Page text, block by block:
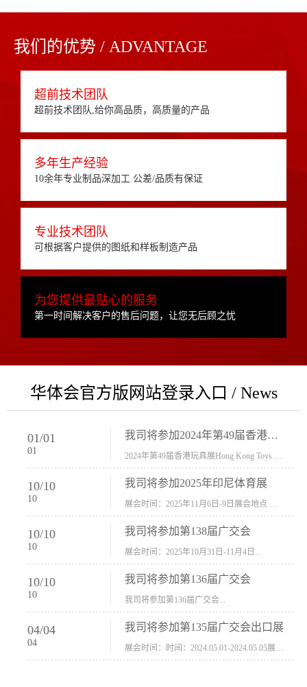
我们的优势 / ADVANTAGE
超前技术团队
超前技术团队,给你高品质，高质量的产品
多年生产经验
10余年专业制品深加工 公差/品质有保证
专业技术团队
可根据客户提供的图纸和样板制造产品
为您提供最贴心的服务
第一时间解决客户的售后问题，让您无后顾之忧
华体会官方版网站登录入口 / News
01/01
01
我司将参加2024年第49届香港玩具展Hong Kong Toys & Games Fair 欢迎新···
10/10
10
我司将参加2025年印尼体育展
10/10
10
我司将参加第138届广交会
展会时间：2025年10月31日-11月4日...
10/10
10
我司将参加第136届广交会
我司将参加第136届广交会...
04/04
04
我司将参加第135届广交会出口展
展会时间：时间：2024.05.01-2024.05.05展会地址：中国进出口商品交易会展馆福建康莱宝公司展位号12.1G37-38、H11-12，浙江康莱宝展位号17.1B23-24、C19-20...